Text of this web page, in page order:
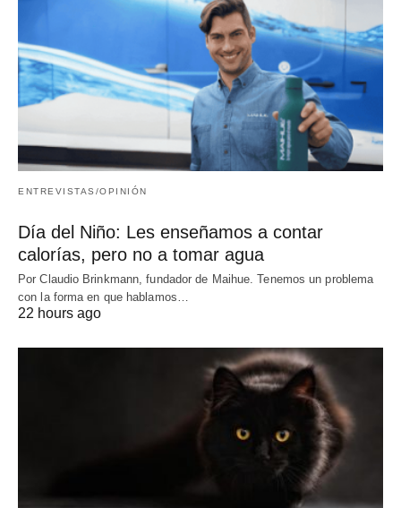
ENTREVISTAS/OPINIÓN
Día del Niño: Les enseñamos a contar
calorías, pero no a tomar agua
Por Claudio Brinkmann, fundador de Maihue. Tenemos un problema
con la forma en que hablamos…
22 hours ago